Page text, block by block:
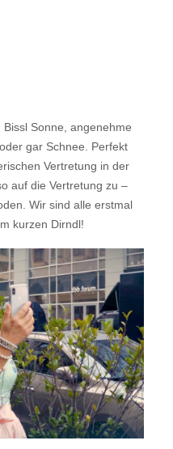
Sonne, angenehme
gar Schnee. Perfekt
Vertretung in der
auf die Vertretung zu –
Wir sind alle erstmal
kurzen Dirndl!